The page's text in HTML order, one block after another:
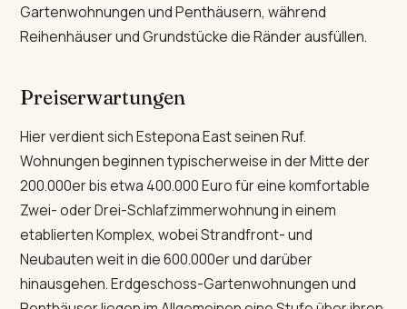
Gartenwohnungen und Penthäusern, während
Reihenhäuser und Grundstücke die Ränder ausfüllen.
Preiserwartungen
Hier verdient sich Estepona East seinen Ruf.
Wohnungen beginnen typischerweise in der Mitte der
200.000er bis etwa 400.000 Euro für eine komfortable
Zwei- oder Drei-Schlafzimmerwohnung in einem
etablierten Komplex, wobei Strandfront- und
Neubauten weit in die 600.000er und darüber
hinausgehen. Erdgeschoss-Gartenwohnungen und